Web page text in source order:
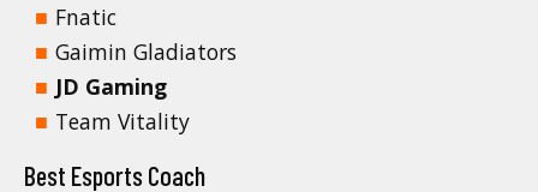
Fnatic
Gaimin Gladiators
JD Gaming
Team Vitality
Best Esports Coach